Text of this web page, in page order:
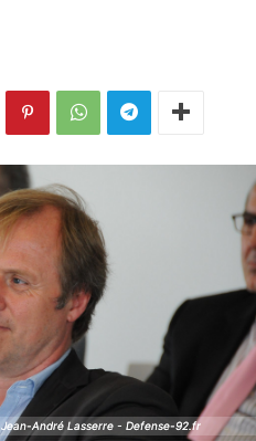
Jean-André Lasserre - Defense-92.fr
Jean-André Lasserre - Defense-92.fr